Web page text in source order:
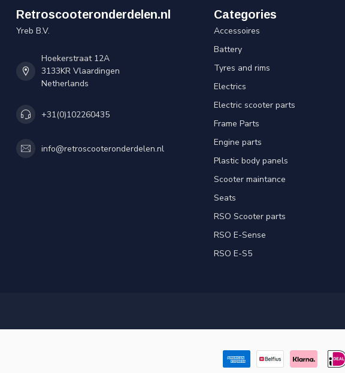
Retroscooteronderdelen.nl
Yreb B.V.
Hoekerstraat 12A
3133KR Vlaardingen
Netherlands
+31(0)102260435
info@retroscooteronderdelen.nl
Categories
Accessoires
Battery
Tyres and rims
Electrics
Electric scooter parts
Frame Parts
Engine parts
Plastic body panels
Scooter maintance
Seats
RSO Scooter parts
RSO E-Sense
RSO E-S5